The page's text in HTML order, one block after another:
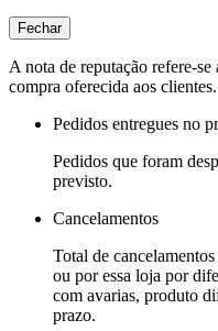
Fechar
A nota de reputação refere-
compra oferecida aos
Pedidos entregues no
Pedidos que foram
previsto.
Cancelamentos
Total de
ou por essa loja por
com avarias, produto
prazo.